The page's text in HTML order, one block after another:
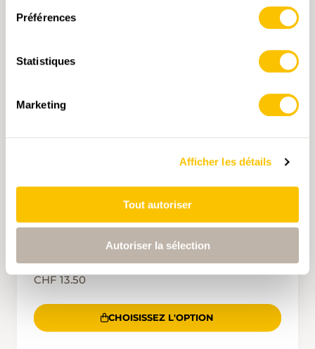
Préférences
Statistiques
Marketing
Afficher les détails
Tout autoriser
Autoriser la sélection
CHF 13.50
CHOISISSEZ L'OPTION